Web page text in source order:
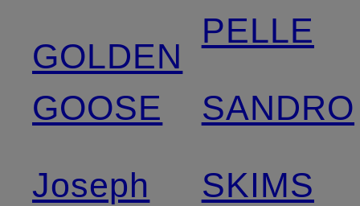
GOLDEN
GOOSE
Joseph
PELLE
SANDRO
SKIMS